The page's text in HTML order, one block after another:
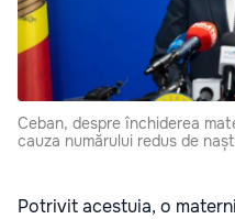
Ceban, despre închiderea
cauza numărului redus de
Potrivit acestuia, o